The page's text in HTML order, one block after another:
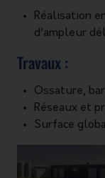
Réalisation
d’ampleur
Travaux :
Ossature,
Réseaux et
Surface